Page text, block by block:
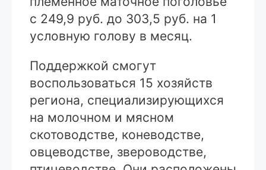
с 249,9 руб. до 303,5 руб. на 1
условную голову в месяц.
Поддержкой смогут
воспользоваться 15 хозяйств
региона, специализирующихся
на молочном и мясном
скотоводстве, коневодстве,
овцеводстве, звероводстве,